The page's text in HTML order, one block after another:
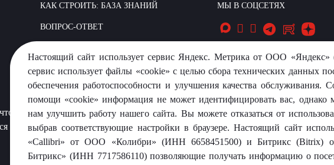
КАК СТРОИТЬ: БАЗА ЗНАНИЙ
ВОПРОС-ОТВЕТ
МЫ В СОЦСЕТЯХ
данный сайт носит исключительно информационный характер и ни при
публичной офертой.
Настоящий сайт использует сервис Яндекс. Метрика от ООО «Яндекс»
сервис использует файлы «cookie» с целью сбора технических данных
обеспечения работоспособности и улучшения качества обслуживания.
помощи «cookie» информация не может идентифицировать вас, однако
нам улучшить работу нашего сайта. Вы можете отказаться от
выбрав соответствующие настройки в браузере. Настоящий сайт
«Callibri» от ООО «Колибри» (ИНН 6658451500) и Битрикс (Bitrix)
Битрикс» (ИНН 7717586110) позволяющие получать информацию о